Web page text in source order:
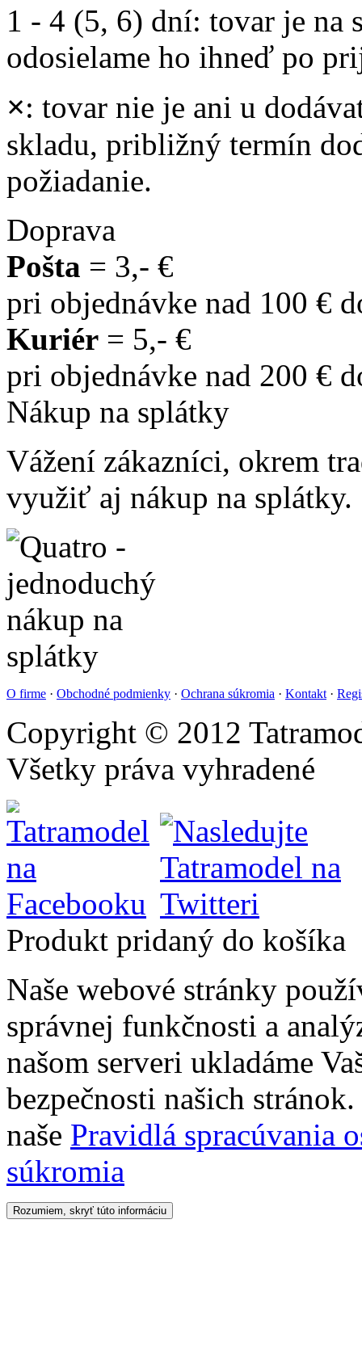
1 - 4 (5, 6) dní: tovar je na
odosielame ho ihneď po
×: tovar nie je ani u
skladu, približný termín
požiadanie.
Doprava
Pošta = 3,- €
pri objednávke nad 100 €
Kuriér = 5,- €
pri objednávke nad 200 €
Nákup na splátky
Vážení zákazníci, okrem
využiť aj nákup na splátky.
O firme · Obchodné podmienky · Ochrana súkromia · Kontakt ·
Copyright © 2012
Všetky práva vyhradené
Produkt pridaný do košíka
Naše webové stránky
správnej funkčnosti a
našom serveri ukladáme
bezpečnosti našich
naše Pravidlá spracúvania
súkromia
Rozumiem, skryť túto informáciu